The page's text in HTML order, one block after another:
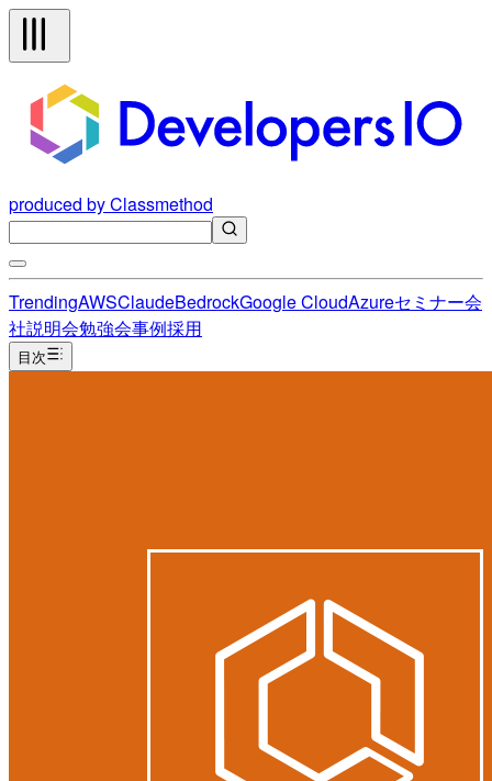
produced by Classmethod
TrendingAWSClaudeBedrockGoogle CloudAzureセミナー会
社説明会勉強会事例採用
目次